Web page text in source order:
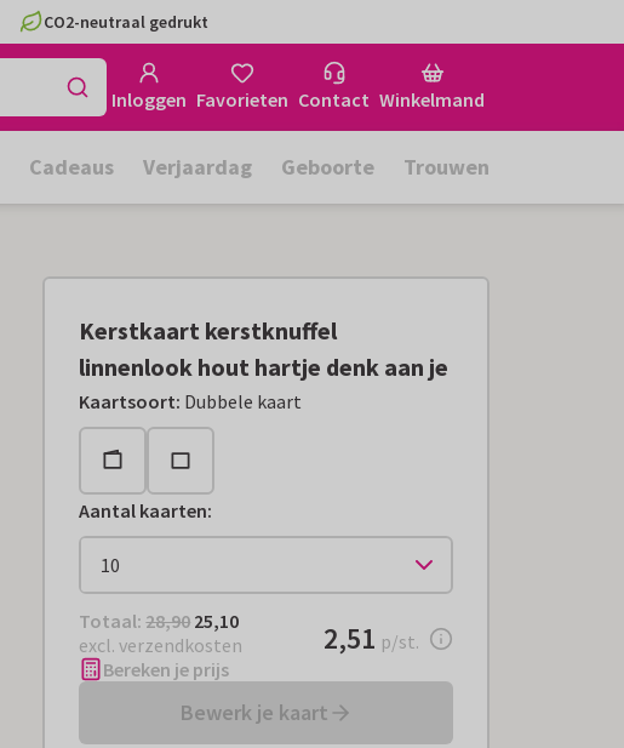
CO2-neutraal gedrukt
Inloggen Favorieten Contact Winkelmand
Cadeaus Verjaardag Geboorte Trouwen
Kerstkaart kerstknuffel
linnenlook hout hartje denk aan je
Kaartsoort: Dubbele kaart
Aantal kaarten:
Totaal: € 25,10
Totaal: 28,90 25,10
excl. verzendkosten
€ 2,51 per stuk
2,51 p/st.
Bereken je prijs
Bewerk je kaart